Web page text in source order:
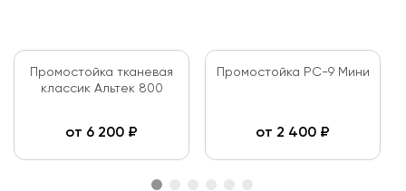
Промостойка тканевая
классик Альтек 800
от 6 200 ₽
Промостойка PC-9 Мини
от 2 400 ₽